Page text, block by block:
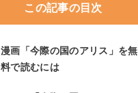
この記事の目次
漫画「今際の国のアリス」を無
料で読むには